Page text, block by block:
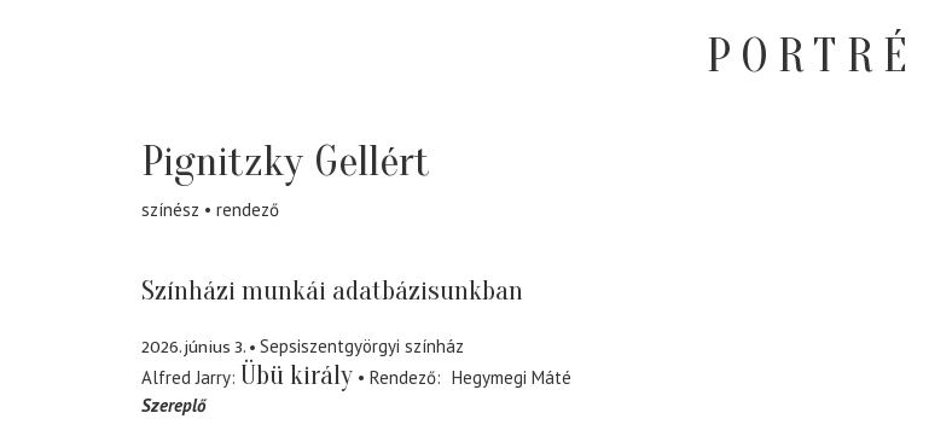
PORTRÉ
Pignitzky Gellért
színész rendező
Színházi munkái adatbázisunkban
2026. június 3.
Sepsiszentgyörgyi színház
Alfred Jarry Übü király Rendező
Hegymegi Máté
Szereplő